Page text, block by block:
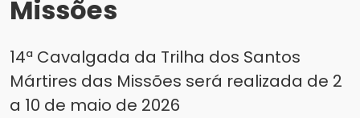
Missões
14ª Cavalgada da Trilha dos Santos
Mártires das Missões será realizada de 2
a 10 de maio de 2026